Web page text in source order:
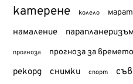
катерене колело
намаление парапланеризъм
прогноза прогноза за времето
рекорд снимки спорт